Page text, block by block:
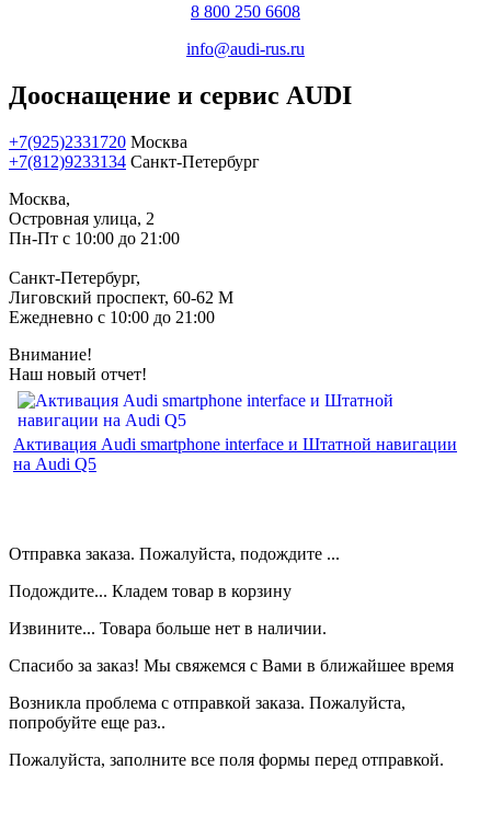
8 800 250 6608
info@audi-rus.ru
Дооснащение и сервис AUDI
+7(925)2331720 Москва
+7(812)9233134 Санкт-Петербург
Москва,
Островная улица, 2
Пн-Пт с 10:00 до 21:00
Санкт-Петербург,
Лиговский проспект, 60-62 М
Ежедневно с 10:00 до 21:00
Внимание!
Наш новый отчет!
Активация Audi smartphone interface и Штатной навигации
на Audi Q5
Отправка заказа. Пожалуйста, подождите ...
Подождите... Кладем товар в корзину
Извините... Товара больше нет в наличии.
Спасибо за заказ! Мы свяжемся с Вами в ближайшее время
Возникла проблема с отправкой заказа. Пожалуйста,
попробуйте еще раз..
Пожалуйста, заполните все поля формы перед отправкой.